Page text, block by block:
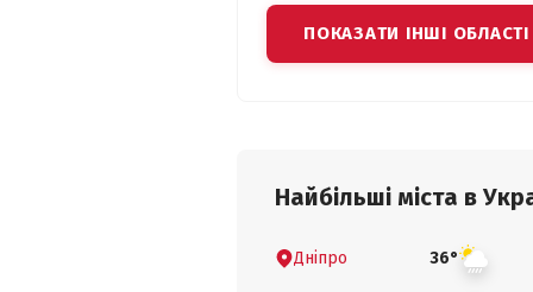
ПОКАЗАТИ ІНШІ ОБЛАСТІ
Найбільші міста в
Дніпро 36°